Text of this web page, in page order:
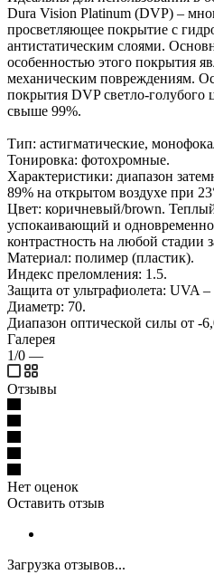
Dura Vision Platinum (DVP) –
просветляющее покрытие с
антистатическим слоями.
особенностью этого покрытия
механическим повреждениям.
покрытия DVP светло-голубого
свыше 99%.
Тип: астигматические,
Тонировка: фотохромные.
Характеристики: диапазон
89% на открытом воздухе при
Цвет: коричневый/brown.
успокаивающий и
контрастность на любой стадии
Материал: полимер (пластик).
Индекс преломления: 1.5.
Защита от ультрафиолета: UVA
Диаметр: 70.
Диапазон оптической силы от -
Галерея
1/0 —
Отзывы
Нет оценок
Оставить отзыв
Загрузка отзывов...